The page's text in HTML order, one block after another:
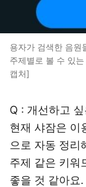
용자가 검색한 음원
주제별로 볼 수 있
캡처]
Q : 개선하고
현재 샤잠은 이
으로 자동 정리
주제 같은 키워
좋을 것 같아요.